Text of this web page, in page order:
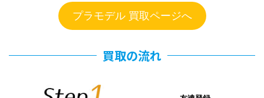
プラモデル 買取ページへ
買取の流れ